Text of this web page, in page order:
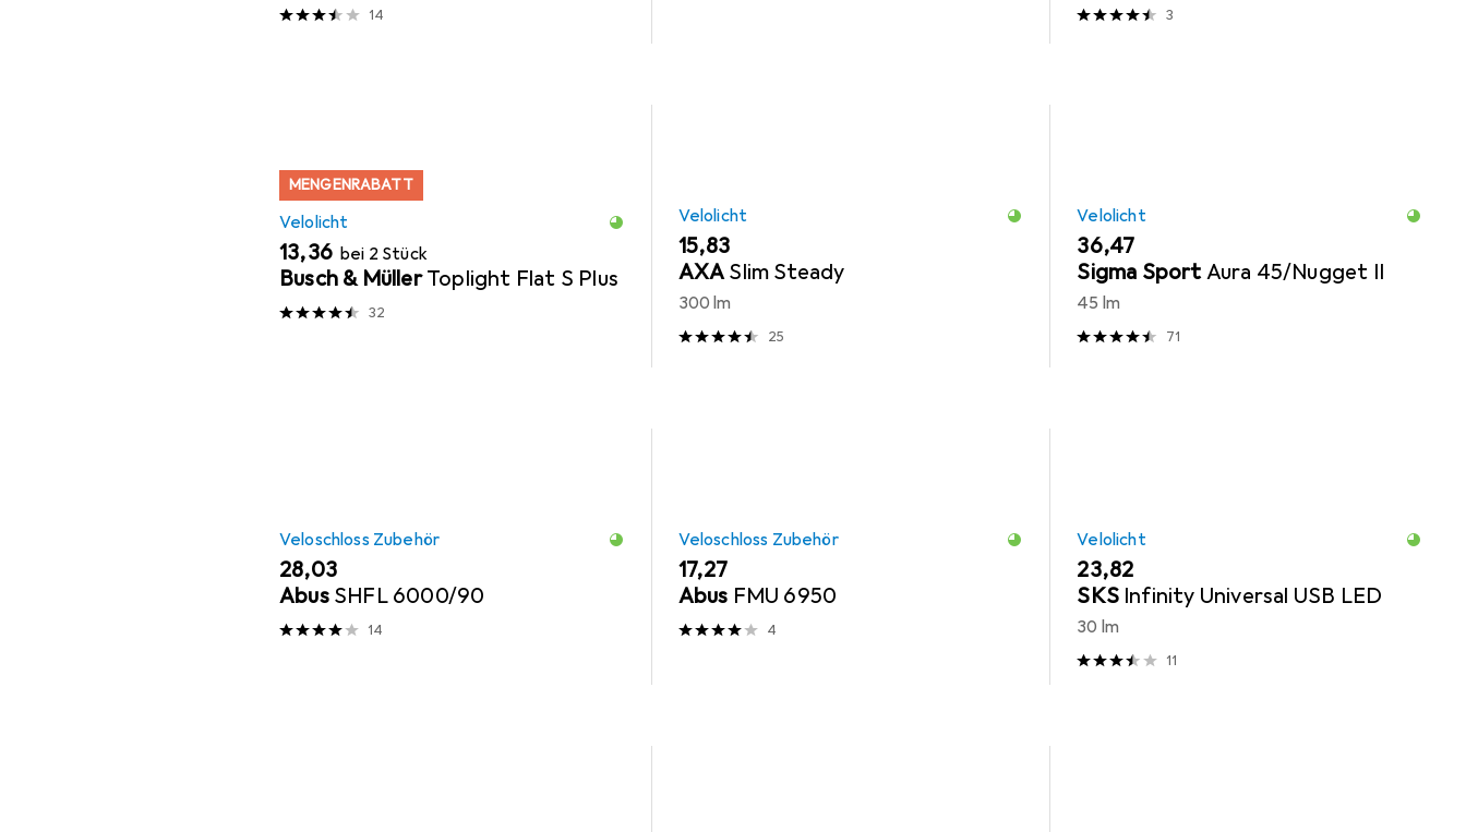
14 3
MENGENRABATT
Velolicht
EUR
13,36 bei 2 Stück
Busch & Müller Toplight Flat S Plus
32
Velolicht
EUR
15,83
AXASlim Steady
300 lm
25
Velolicht
EUR
36,47
Sigma SportAura 45/Nugget II
45 lm
71
Veloschloss Zubehör
EUR
28,03
Abus SHFL 6000/90
14
Veloschloss Zubehör
EUR
17,27
Abus FMU 6950
4
Velolicht
EUR
23,82
SKS Infinity Universal USB LED
30 lm
11